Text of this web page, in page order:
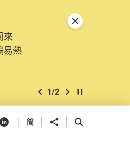
來
易熱
上一個
1/2 下一個開始/暫停幻燈
關閉特別通告
領英 简 分享到 開啟搜尋框